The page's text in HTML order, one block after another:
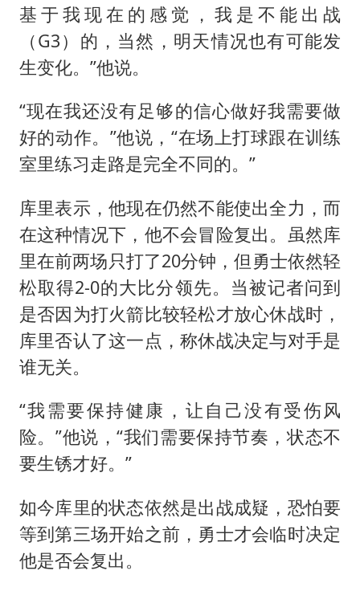
基于我现在的感觉，我是不能出战
（G3）的，当然，明天情况也有可能发
生变化。”他说。
“现在我还没有足够的信心做好我需要做
好的动作。”他说，“在场上打球跟在训练
室里练习走路是完全不同的。”
库里表示，他现在仍然不能使出全力，而
在这种情况下，他不会冒险复出。虽然库
里在前两场只打了20分钟，但勇士依然轻
松取得2-0的大比分领先。当被记者问到
是否因为打火箭比较轻松才放心休战时，
库里否认了这一点，称休战决定与对手是
谁无关。
“我需要保持健康，让自己没有受伤风
险。”他说，“我们需要保持节奏，状态不
要生锈才好。”
如今库里的状态依然是出战成疑，恐怕要
等到第三场开始之前，勇士才会临时决定
他是否会复出。